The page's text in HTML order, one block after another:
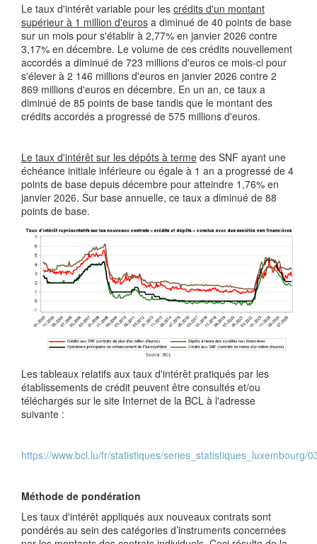
Le taux d'intérêt variable pour les crédits d'un montant
supérieur à 1 million d'euros a diminué de 40 points de base
sur un mois pour s'établir à 2,77% en janvier 2026 contre
3,17% en décembre. Le volume de ces crédits nouvellement
accordés a diminué de 723 millions d'euros ce mois-ci pour
s'élever à 2 146 millions d'euros en janvier 2026 contre 2
869 millions d'euros en décembre. En un an, ce taux a
diminué de 85 points de base tandis que le montant des
crédits accordés a progressé de 575 millions d'euros.
Le taux d'intérêt sur les dépôts à terme des SNF ayant une
échéance initiale inférieure ou égale à 1 an a progressé de 4
points de base depuis décembre pour atteindre 1,76% en
janvier 2026. Sur base annuelle, ce taux a diminué de 88
points de base.
Les tableaux relatifs aux taux d'intérêt pratiqués par les
établissements de crédit peuvent être consultés et/ou
téléchargés sur le site Internet de la BCL à l'adresse
suivante :
https://www.bcl.lu/fr/statistiques/series_statistiques_luxembourg/
Méthode de pondération
Les taux d'intérêt appliqués aux nouveaux contrats sont
pondérés au sein des catégories d’instruments concernées